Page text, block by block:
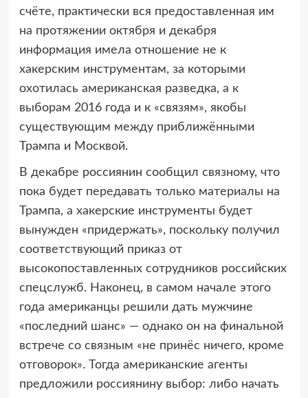
счёте, практически вся предоставленная им
на протяжении октября и декабря
информация имела отношение не к
хакерским инструментам, за которыми
охотилась американская разведка, а к
выборам 2016 года и к «связям», якобы
существующим между приближёнными
Трампа и Москвой.
В декабре россиянин сообщил связному, что
пока будет передавать только материалы на
Трампа, а хакерские инструменты будет
вынужден «придержать», поскольку получил
соответствующий приказ от
высокопоставленных сотрудников российских
спецслужб. Наконец, в самом начале этого
года американцы решили дать мужчине
«последний шанс» — однако он на финальной
встрече со связным «не принёс ничего, кроме
отговорок». Тогда американские агенты
предложили россиянину выбор: либо начать